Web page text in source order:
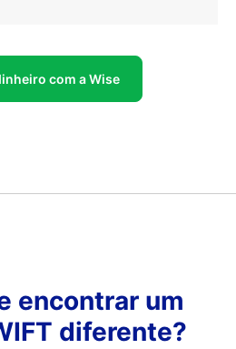
com a Wise
encontrar um
diferente?